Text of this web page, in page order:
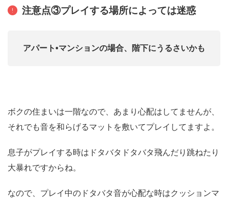
注意点③プレイする場所によっては迷惑
アパート•マンションの場合、階下にうるさいかも
ボクの住まいは一階なので、あまり心配はしてませんが、
それでも音を和らげるマットを敷いてプレイしてますよ。
息子がプレイする時はドタバタドタバタ飛んだり跳ねたり
大暴れですからね。
なので、プレイ中のドタバタ音が心配な時はクッションマ